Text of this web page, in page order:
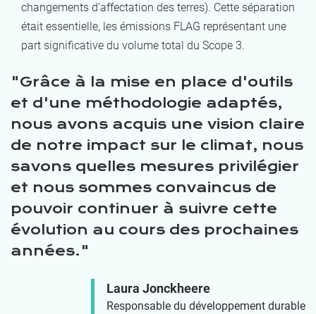
changements d’affectation des terres). Cette séparation
était essentielle, les émissions FLAG représentant une
part significative du volume total du Scope 3.
Grâce à la mise en place d'outils
et d'une méthodologie adaptés,
nous avons acquis une vision claire
de notre impact sur le climat, nous
savons quelles mesures privilégier
et nous sommes convaincus de
pouvoir continuer à suivre cette
évolution au cours des prochaines
années.
Laura Jonckheere
Responsable du développement durable